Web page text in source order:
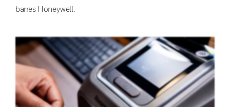
barres Honeywell.